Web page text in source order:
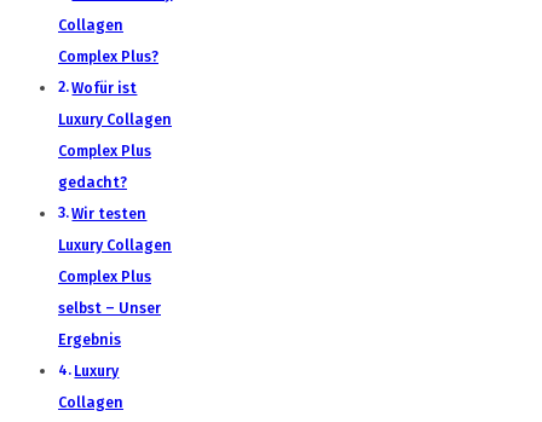
Collagen
Complex Plus?
Wofür ist
Luxury Collagen
Complex Plus
gedacht?
Wir testen
Luxury Collagen
Complex Plus
selbst – Unser
Ergebnis
Luxury
Collagen